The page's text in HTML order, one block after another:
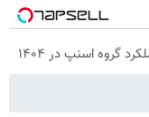
گروه اسنپ در ۱۴۰۴